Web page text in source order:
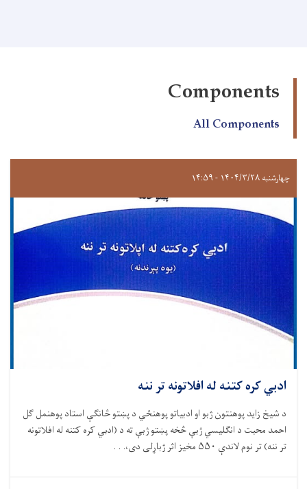
Components
All Components
چهارشنبه ۱۴۰۴/۳/۲۸ - ۱۴:۵۹
ادبي کره کتنه له افلاتونه تر ننه
د شيخ زايد پوهنتون ژبو او ادبياتو پوهنځي د پښتو څانګې استاد پوهنمل ګل
احمد محبت د انګلیسي ژبې څخه پښتو ژبې ته د (ادبي کره کتنه له افلاتونه
تر ننه) تر نوم لاندې ۵۵۰ مخيز اثر ژباړلی دی،. . .